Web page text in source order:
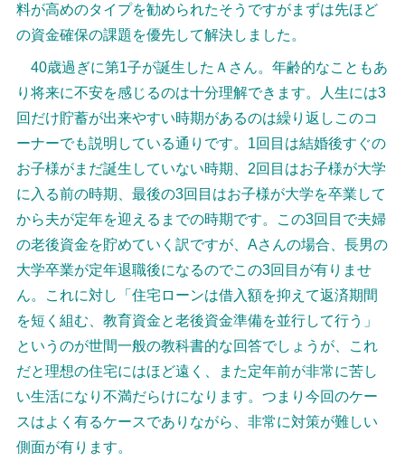
料が高めのタイプを勧められたそうですがまずは先ほど
の資金確保の課題を優先して解決しました。
40歳過ぎに第1子が誕生したＡさん。年齢的なこともあ
り将来に不安を感じるのは十分理解できます。人生には3
回だけ貯蓄が出来やすい時期があるのは繰り返しこのコ
ーナーでも説明している通りです。1回目は結婚後すぐの
お子様がまだ誕生していない時期、2回目はお子様が大学
に入る前の時期、最後の3回目はお子様が大学を卒業して
から夫が定年を迎えるまでの時期です。この3回目で夫婦
の老後資金を貯めていく訳ですが、Aさんの場合、長男の
大学卒業が定年退職後になるのでこの3回目が有りませ
ん。これに対し「住宅ローンは借入額を抑えて返済期間
を短く組む、教育資金と老後資金準備を並行して行う」
というのが世間一般の教科書的な回答でしょうが、これ
だと理想の住宅にはほど遠く、また定年前が非常に苦し
い生活になり不満だらけになります。つまり今回のケー
スはよく有るケースでありながら、非常に対策が難しい
側面が有ります。